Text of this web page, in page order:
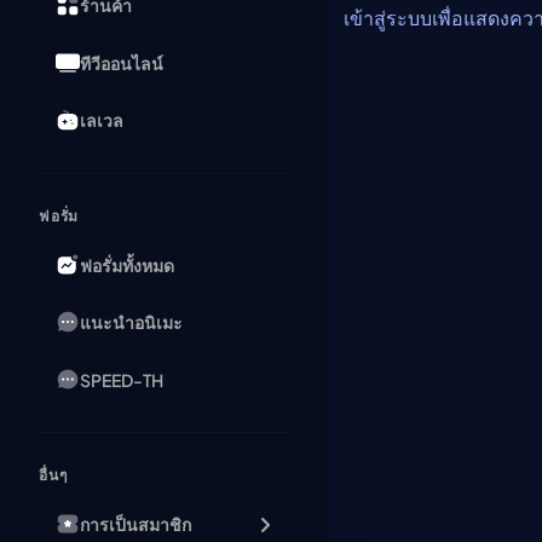
ร้านค้า
ทีวีออนไลน์
เลเวล
ฟอรั่ม
ฟอรั่มทั้งหมด
แนะนำอนิเมะ
SPEED-TH
อื่นๆ
การเป็นสมาชิก
เข้าสู่ระบบเพื่อแสดงค